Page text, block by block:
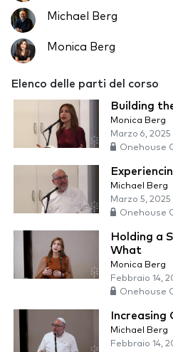
Michael Berg
Monica Berg
Elenco delle parti del corso
Building
Monica Berg
Marzo 6, 2025
Onehouse
Michael Berg
Marzo 5, 2025
Onehouse
Holding a
What
Monica Berg
Febbraio 14,
Onehouse
Increasing
Michael Berg
Febbraio 14,